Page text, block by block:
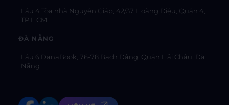
Lầu 4 Tòa nhà Nguyên Giáp, 42/37 Hoàng Diệu, Quận 4,
TP.HCM
ĐÀ NẴNG
Lầu 6 DanaBook, 76-78 Bạch Đằng, Quận Hải Châu, Đà
Nẵng